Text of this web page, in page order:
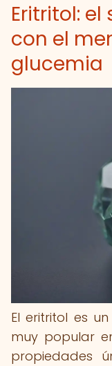
Eritritol:
con el
glucemia
El eritritol es
muy popular
propiedades